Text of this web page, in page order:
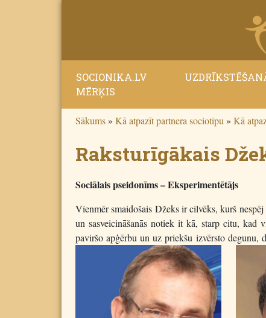
SOCIONIKA.LV
MĒRĶIS
Sākums» Kā atpazīt partnera sociotipu » Kā
Raksturīgākais
Sociālais pseidonīms – Eksperimentētājs
Vienmēr smaidošais Džeks ir cilvēks, kurš
un sasveicināšanās notiek it kā, starp citu, kad
paviršo apģērbu un uz priekšu izvērsto degunu,